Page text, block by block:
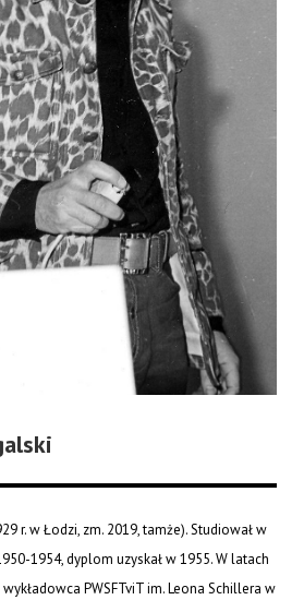
r. w Łodzi, zm. 2019, tamże). Studiował w
1954, dyplom uzyskał w 1955. W latach
PWSFTviT im. Leona Schillera w